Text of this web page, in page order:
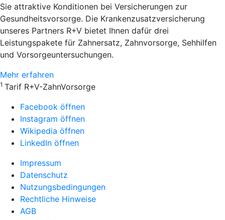
Sie attraktive Konditionen bei Versicherungen zur
Gesundheitsvorsorge. Die Krankenzusatzversicherung
unseres Partners R+V bietet Ihnen dafür drei
Leistungspakete für Zahnersatz, Zahnvorsorge, Sehhilfen
und Vorsorgeuntersuchungen.
Mehr erfahren
1 Tarif R+V-ZahnVorsorge
Facebook öffnen
Instagram öffnen
Wikipedia öffnen
LinkedIn öffnen
Impressum
Datenschutz
Nutzungsbedingungen
Rechtliche Hinweise
AGB